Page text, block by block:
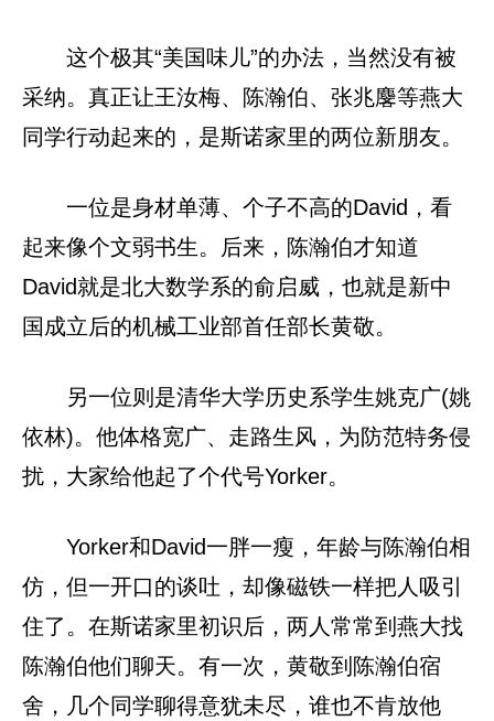
这个极其“美国味儿”的办法，当然没有被
采纳。真正让王汝梅、陈瀚伯、张兆麐等燕大
同学行动起来的，是斯诺家里的两位新朋友。
一位是身材单薄、个子不高的David，看
起来像个文弱书生。后来，陈瀚伯才知道
David就是北大数学系的俞启威，也就是新中
国成立后的机械工业部首任部长黄敬。
另一位则是清华大学历史系学生姚克广(姚
依林)。他体格宽广、走路生风，为防范特务侵
扰，大家给他起了个代号Yorker。
Yorker和David一胖一瘦，年龄与陈瀚伯相
仿，但一开口的谈吐，却像磁铁一样把人吸引
住了。在斯诺家里初识后，两人常常到燕大找
陈瀚伯他们聊天。有一次，黄敬到陈瀚伯宿
舍，几个同学聊得意犹未尽，谁也不肯放他